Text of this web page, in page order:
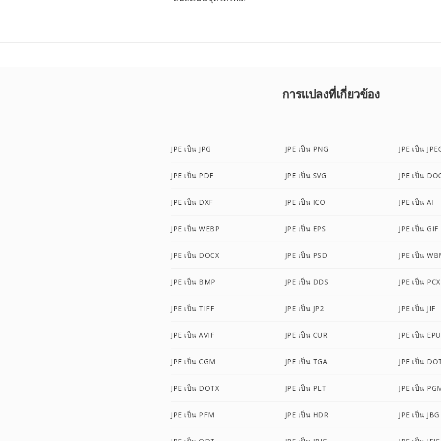
การแปลงที่เกี่ยวข้อง
JPE เป็น JPG JPE เป็น PNG JPE เป็น
JPE เป็น PDF JPE เป็น SVG JPE เป็น
JPE เป็น DXF JPE เป็น ICO JPE เป็น AI
JPE เป็น WEBP JPE เป็น EPS JPE เป็น GIF
JPE เป็น DOCX JPE เป็น PSD JPE เป็น
JPE เป็น BMP JPE เป็น DDS JPE เป็น PCX
JPE เป็น TIFF JPE เป็น JP2 JPE เป็น JIF
JPE เป็น AVIF JPE เป็น CUR JPE เป็น
JPE เป็น CGM JPE เป็น TGA JPE เป็น
JPE เป็น DOTX JPE เป็น PLT JPE เป็น
JPE เป็น PFM JPE เป็น HDR JPE เป็น JBG